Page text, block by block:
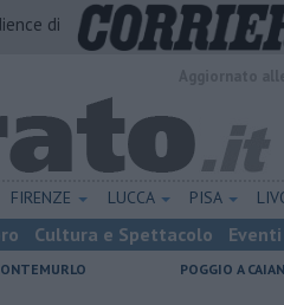
di
FIRENZE LUCCA PISA
Cultura e Spettacolo Eventi
POGGIO A